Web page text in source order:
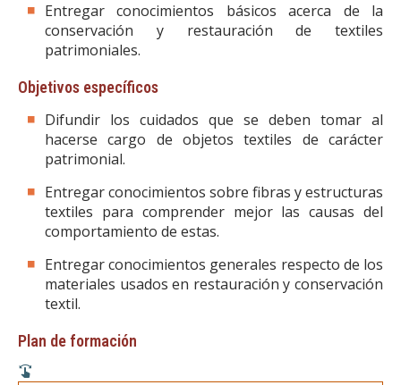
Entregar conocimientos básicos acerca de la
conservación y restauración de textiles
patrimoniales.
Objetivos específicos
Difundir los cuidados que se deben tomar al
hacerse cargo de objetos textiles de carácter
patrimonial.
Entregar conocimientos sobre fibras y estructuras
textiles para comprender mejor las causas del
comportamiento de estas.
Entregar conocimientos generales respecto de los
materiales usados en restauración y conservación
textil.
Plan de formación